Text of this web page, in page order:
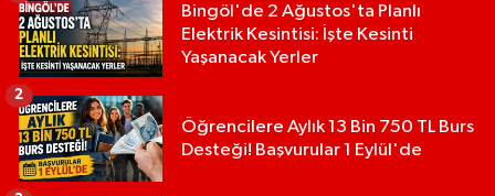
Bingöl'de 2 Ağustos'ta Planlı
Elektrik Kesintisi: İşte Kesinti
Yaşanacak Yerler
Öğrencilere Aylık 13 Bin 750 TL Burs
Desteği! Başvurular 1 Eylül'de
2